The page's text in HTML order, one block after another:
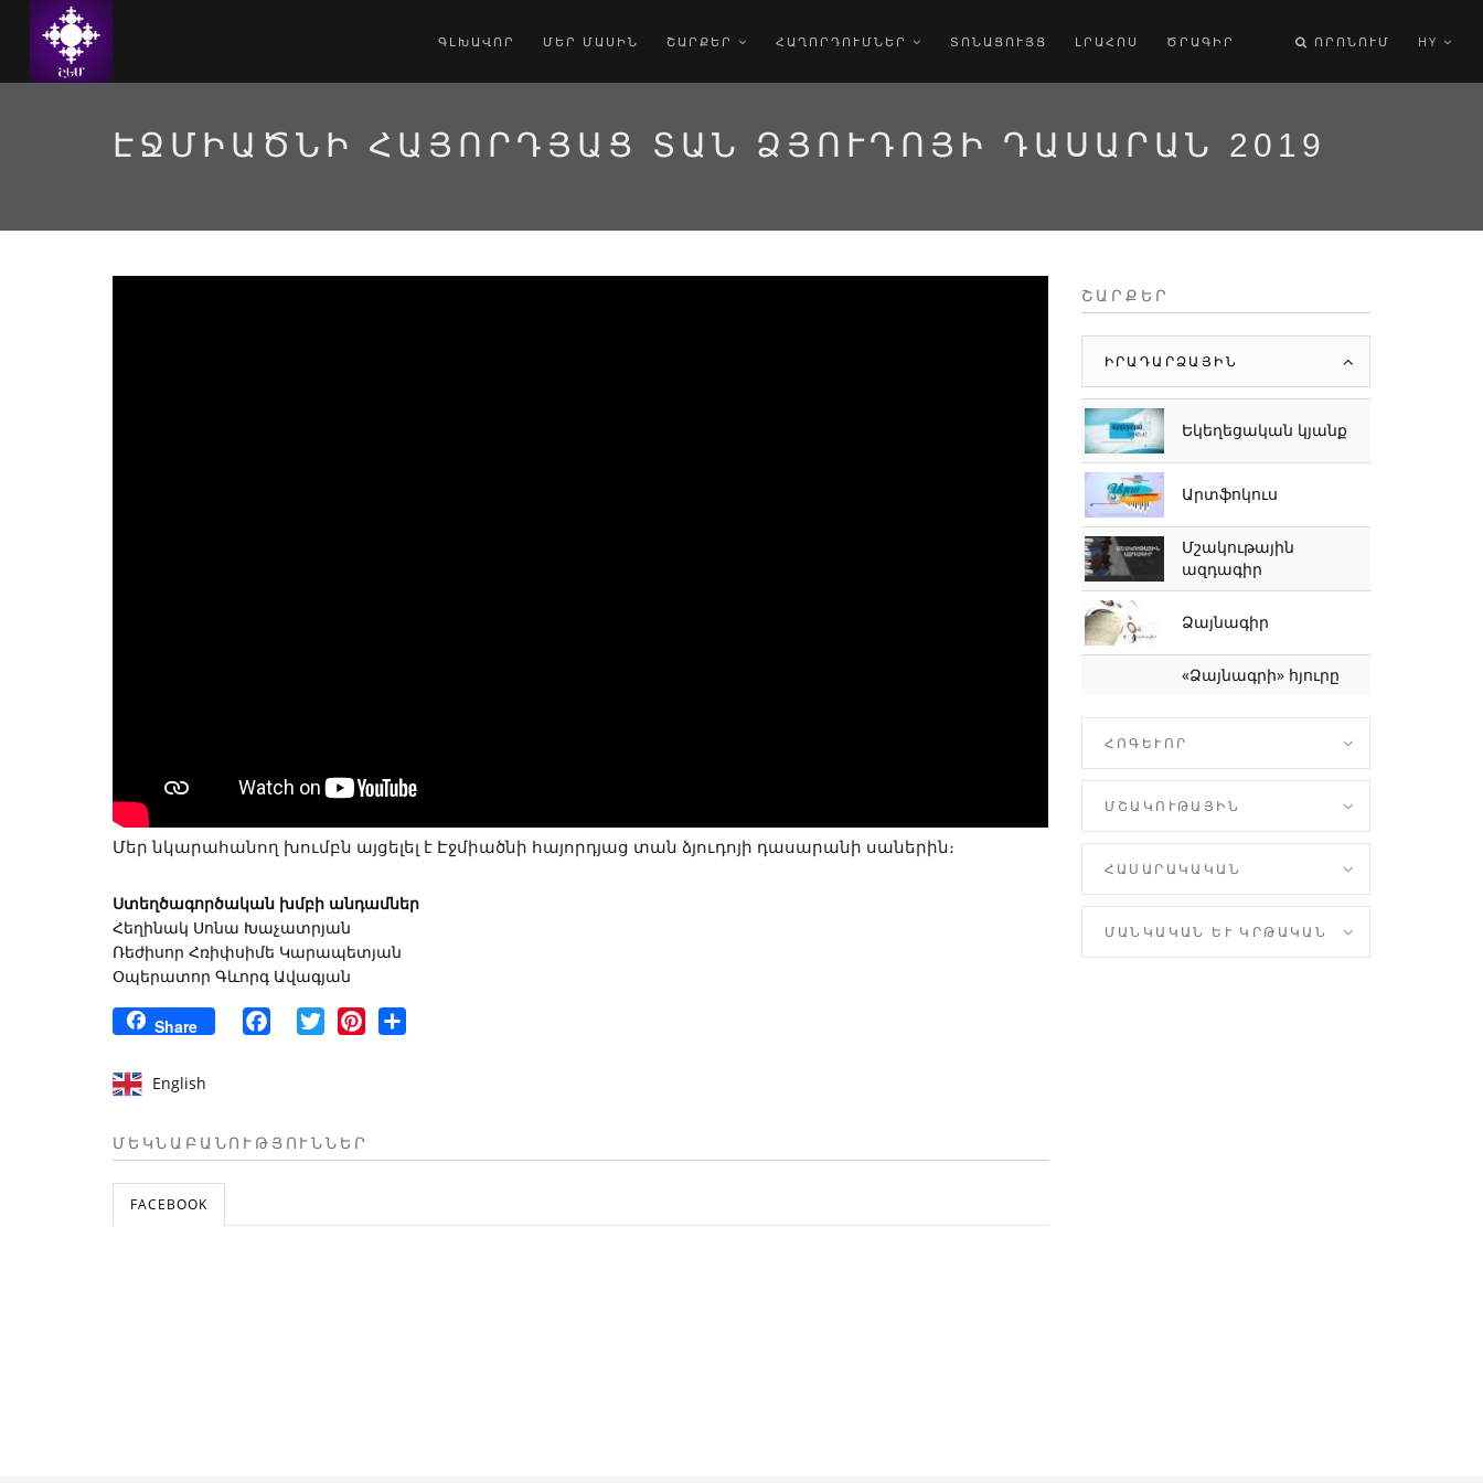
ԳԼԽԱՎՈՐ ՄԵՐ ՄԱՍԻՆ ՇԱՐՔԵՐ ՀԱՂՈՐԴՈՒՄՆԵՐ ՏՈՆԱՑՈՒՅՑ ԼՐԱՀՈՍ ԾՐԱԳԻՐ ՈՐՈՆՈՒՄ HY
ԷՋՄԻԱԾՆԻ ՀԱՅՈՐԴՅԱՑ ՏԱՆ ՁՅՈՒԴՈՅԻ ԴԱՍԱՐԱՆ 2019
Մեր նկարահանող խումբն այցելել է Էջմիածնի հայորդյաց տան ձյուդոյի դասարանի սաներին։
Ստեղծագործական խմբի անդամներ
Հեղինակ Սոնա Խաչատրյան
Ռեժիսոր Հռիփսիմե Կարապետյան
Օպերատոր Գևորգ Ավագյան
Share FacebookTwitter Pinterest
English
ՄԵԿՆԱԲԱՆՈՒԹՅՈՒՆՆԵՐ
FACEBOOK
ՇԱՐՔԵՐ
ԻՐԱԴԱՐՁԱՅԻՆ
Եկեղեցական կյանք
Արտֆոկուս
Մշակութային
ազդագիր
Ձայնագիր
«Ձայնագրի» հյուրը
ՀՈԳԵՒՈՐ
ՄՇԱԿՈՒԹԱՅԻՆ
ՀԱՍԱՐԱԿԱԿԱՆ
ՄԱՆԿԱԿԱՆ ԵՒ ԿՐԹԱԿԱՆ